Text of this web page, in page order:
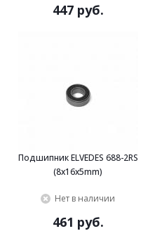
447 руб.
Подшипник ELVEDES 688-2RS
(8x16x5mm)
Нет в наличии
461 руб.